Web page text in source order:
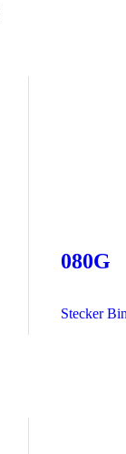
080G
Stecker